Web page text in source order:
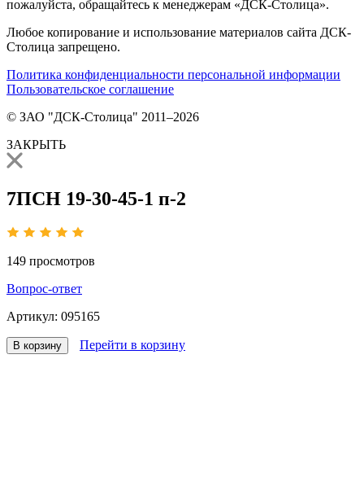
пожалуйста, обращайтесь к менеджерам «ДСК-Столица».
Любое копирование и использование материалов сайта ДСК-
Столица запрещено.
Политика конфиденциальности персональной информации
Пользовательское соглашение
© ЗАО "ДСК-Столица" 2011–2026
ЗАКРЫТЬ
7ПСН 19-30-45-1 п-2
149 просмотров
Вопрос-ответ
Артикул: 095165
В корзину Перейти в корзину